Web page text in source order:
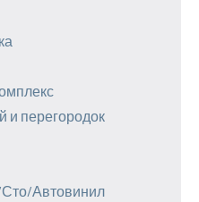
и перегородок
Сто/Автовинил